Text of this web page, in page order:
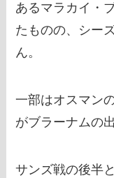
あるマラカイ・
たものの、シー
ん。
一部はオスマン
がブラーナムの
サンズ戦の後半